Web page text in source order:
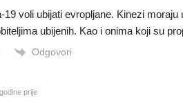
19 voli ubijati evropljane. Kinezi
ubijenih. Kao i onima koji su
Odgovori
prije